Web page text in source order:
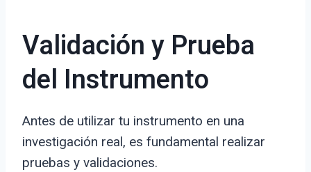
Validación y Prueba
del Instrumento
Antes de utilizar tu instrumento en una
investigación real, es fundamental realizar
pruebas y validaciones.